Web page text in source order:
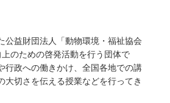
公益財団法人「動物環境・福祉協会
のための啓発活動を行う団体で
行政への働きかけ、全国各地での講
大切さを伝える授業などを行ってき